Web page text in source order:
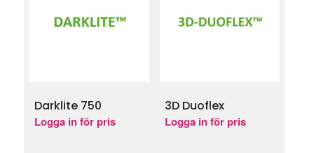
Darklite 750
Logga in för pris
3D Duoflex
Logga in för pris